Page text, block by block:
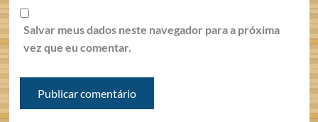
Salvar meus dados neste navegador para a próxima
vez que eu comentar.